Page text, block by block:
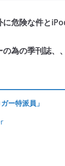
et
に危険な件と
為の季刊誌、
ー特派員」